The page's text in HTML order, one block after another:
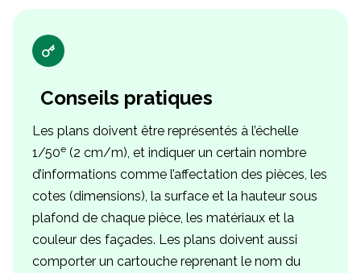
Conseils pratiques
Les plans doivent être représentés à l’échelle
1/50e (2 cm/m), et indiquer un certain nombre
d’informations comme l’affectation des pièces, les
cotes (dimensions), la surface et la hauteur sous
plafond de chaque pièce, les matériaux et la
couleur des façades. Les plans doivent aussi
comporter un cartouche reprenant le nom du